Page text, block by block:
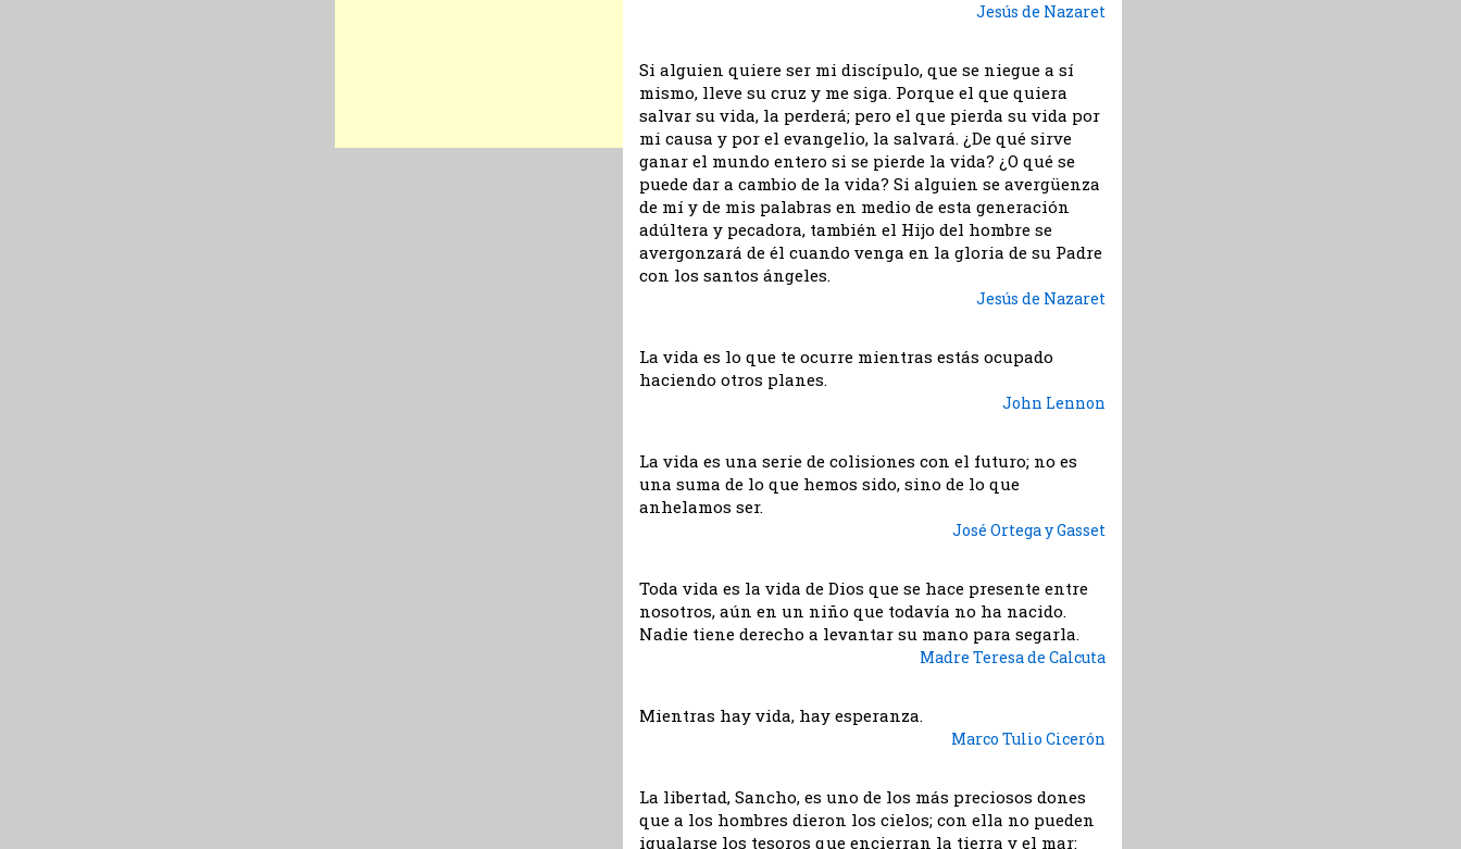
Jesús de Nazaret
Si alguien quiere ser mi discípulo, que se niegue a sí
mismo, lleve su cruz y me siga. Porque el que quiera
salvar su vida, la perderá; pero el que pierda su vida por
mi causa y por el evangelio, la salvará. ¿De qué sirve
ganar el mundo entero si se pierde la vida? ¿O qué se
puede dar a cambio de la vida? Si alguien se avergüenza
de mí y de mis palabras en medio de esta generación
adúltera y pecadora, también el Hijo del hombre se
avergonzará de él cuando venga en la gloria de su Padre
con los santos ángeles.
Jesús de Nazaret
La vida es lo que te ocurre mientras estás ocupado
haciendo otros planes.
John Lennon
La vida es una serie de colisiones con el futuro; no es
una suma de lo que hemos sido, sino de lo que
anhelamos ser.
José Ortega y Gasset
Toda vida es la vida de Dios que se hace presente entre
nosotros, aún en un niño que todavía no ha nacido.
Nadie tiene derecho a levantar su mano para segarla.
Madre Teresa de Calcuta
Mientras hay vida, hay esperanza.
Marco Tulio Cicerón
La libertad, Sancho, es uno de los más preciosos dones
que a los hombres dieron los cielos; con ella no pueden
igualarse los tesoros que encierran la tierra y el mar: